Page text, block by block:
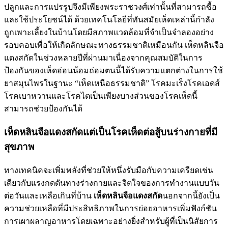
ปลูกและการแปรรูปจึงมีเพียงพระราชวงศ์เท่านั้นที่สามารถซื้อ
และใช้ประโยชน์ได้ ด้วยเทคโนโลยีที่ทันสมัยเห็ดเหล่านี้กำลัง
ถูกเพาะเลี้ยงในบ้านโดยมีสภาพแวดล้อมที่จำเป็นจำลองอย่าง
รอบคอบเพื่อให้เกิดลักษณะทางธรรมชาติเหมือนกัน เห็ดหลินจือ
แดงสกัดในช่วงหลายปีที่ผ่านมาเนื่องจากคุณสมบัติในการ
ป้องกันของเห็ดอ่อนน้อมถ่อมตนนี้ได้รับความแตกต่างในการใช้
ยาสมุนไพรในฐานะ “เห็ดเหนือธรรมชาติ” โรคมะเร็งโรคเอดส์
โรคเบาหวานและโรคไตเป็นเพียงบางส่วนของโรคเห็ดนี้
สามารถช่วยป้องกันได้
เห็ดหลินจือแดงสกัดแต่เป็นโรคเห็ดต่อสู้บนร่างกายที่มี
สุขภาพ
ทางเทคนิคจะเพิ่มพลังที่ช่วยให้หนึ่งรับมือกับความเครียดเช่น
เดียวกับแรงกดดันทางร่างกายและจิตใจของการทำงานแบบวัน
ต่อวันและเหลือเกินที่บ้าน เห็ดหลินจือแดงสกัดนอกจากนี้ยังเป็น
ความช่วยเหลือที่มีประสิทธิภาพในการย่อยอาหารเพิ่มฟังก์ชัน
การเผาผลาญอาหารโดยเฉพาะอย่างยิ่งสำหรับผู้ที่เป็นนิสัยการ